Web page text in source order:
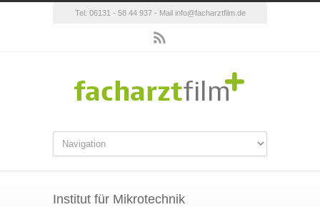
Tel: 06131 - 58 44 937 - Mail info@facharztfilm.de
Institut für Mikrotechnik